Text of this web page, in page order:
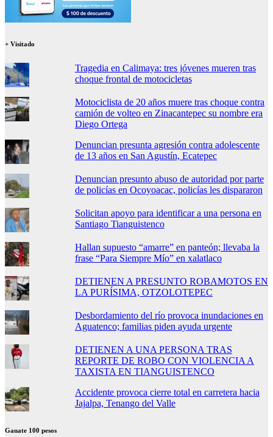
+ Visitado
Tragedia en Calimaya: tres jóvenes mueren tras
choque frontal de motocicletas
Motociclista de 20 años muere tras choque contra
camión de volteo en Zinacantepec su nombre era
Diego Ortega
Denuncian presunta agresión contra adolescente
de 13 años en San Agustín, Ecatepec
Denuncian presunto abuso de autoridad por parte
de policías en Ocoyoacac, policías les dispararon
Solicitan apoyo para identificar a una persona en
Santiago Tianguistenco
Hallan supuesto “amarre” en panteón; llevaba la
frase “Para Siempre Mío” en xalatlaco
DETIENEN A PRESUNTO ROBAMOTOS EN
LA PURÍSIMA, OTZOLOTEPEC
Desbordamiento del río provoca inundaciones en
Aguatenco; familias piden ayuda urgente
DETIENEN A UNA PERSONA TRAS
REPORTE DE ROBO CON VIOLENCIA A
TAXISTA EN TIANGUISTENCO
Accidente provoca cierre total en carretera hacia
Jajalpa, Tenango del Valle
Ganate 100 pesos